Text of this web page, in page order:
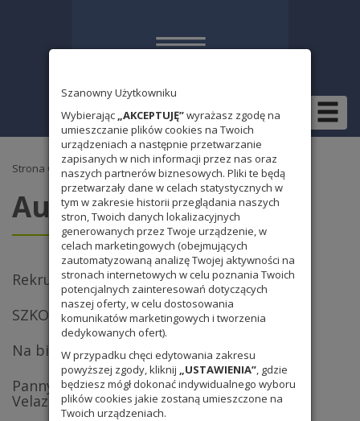
Szanowny Użytkowniku
Wybierając „AKCEPTUJĘ”wyrażasz zgodę na
umieszczanie plików cookies na Twoich
urządzeniach a następnie przetwarzanie
zapisanych w nich informacji przez nas oraz
naszych partnerów biznesowych. Pliki te będą
przetwarzały dane w celach statystycznych w
tym w zakresie historii przeglądania naszych
stron, Twoich danych lokalizacyjnych
generowanych przez Twoje urządzenie, w
celach marketingowych (obejmujących
zautomatyzowaną analizę Twojej aktywności na
stronach internetowych w celu poznania Twoich
potencjalnych zainteresowań dotyczących
naszej oferty, w celu dostosowania
komunikatów marketingowych i tworzenia
dedykowanych ofert).
W przypadku chęci edytowania zakresu
powyższej zgody, kliknij „USTAWIENIA”, gdzie
będziesz mógł dokonać indywidualnego wyboru
plików cookies jakie zostaną umieszczone na
Twoich urządzeniach.
Strona Główna
Autor:admin_vmg
Rekrutacja trwa!
SZKOŁA PODSTAWOWA – rusza nabór!
Na biegówkach w Jakuszycach
Panny dworskie wg Las meninas Diego
Velazqueza